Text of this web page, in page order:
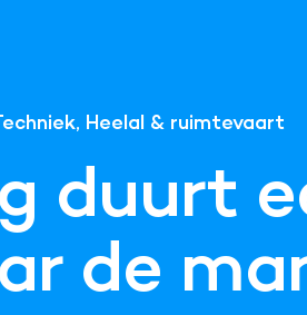
Heelal & ruimtevaart
duurt
de